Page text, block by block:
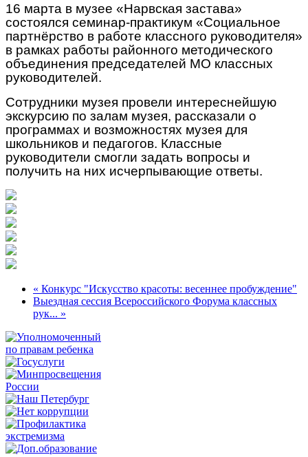
16 марта в музее «Нарвская застава»
состоялся семинар-практикум «Социальное
партнёрство в работе классного руководителя»
в рамках работы районного методического
объединения председателей МО классных
руководителей.
Сотрудники музея провели интереснейшую
экскурсию по залам музея, рассказали о
программах и возможностях музея для
школьников и педагогов. Классные
руководители смогли задать вопросы и
получить на них исчерпывающие ответы.
« Конкурс "Искусство красоты: весеннее пробуждение"
Выездная сессия Всероссийского Форума классных
рук... »